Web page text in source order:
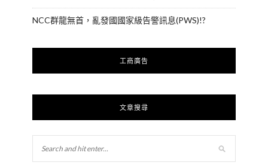
NCC群龍無首，亂發國國家級告警訊息(PWS)!?
工商廣告
文章搜尋